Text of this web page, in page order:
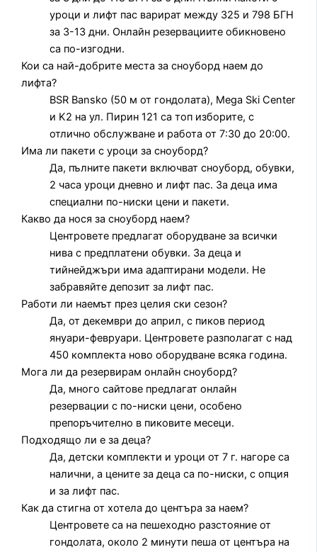
уроци и лифт пас варират между 325 и 798 БГН
за 3-13 дни. Онлайн резервациите обикновено
са по-изгодни.
Кои са най-добрите места за сноуборд наем до
лифта?
BSR Bansko (50 м от гондолата), Mega Ski Center
и K2 на ул. Пирин 121 са топ изборите, с
отлично обслужване и работа от 7:30 до 20:00.
Има ли пакети с уроци за сноуборд?
Да, пълните пакети включват сноуборд, обувки,
2 часа уроци дневно и лифт пас. За деца има
специални по-ниски цени и пакети.
Какво да нося за сноуборд наем?
Центровете предлагат оборудване за всички
нива с предплатени обувки. За деца и
тийнейджъри има адаптирани модели. Не
забравяйте депозит за лифт пас.
Работи ли наемът през целия ски сезон?
Да, от декември до април, с пиков период
януари-февруари. Центровете разполагат с над
450 комплекта ново оборудване всяка година.
Мога ли да резервирам онлайн сноуборд?
Да, много сайтове предлагат онлайн
резервации с по-ниски цени, особено
препоръчително в пиковите месеци.
Подходящо ли е за деца?
Да, детски комплекти и уроци от 7 г. нагоре са
налични, а цените за деца са по-ниски, с опция
и за лифт пас.
Как да стигна от хотела до центъра за наем?
Центровете са на пешеходно разстояние от
гондолата, около 2 минути пеша от центъра на